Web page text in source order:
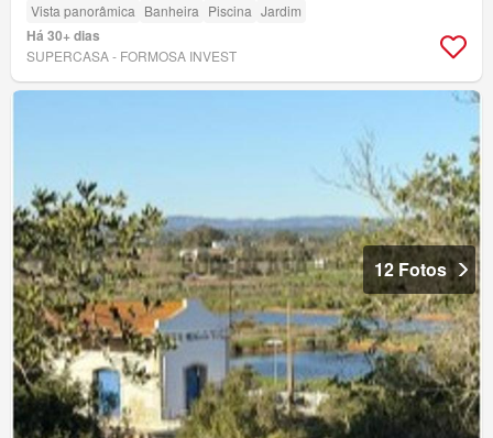
Vista panorâmica Banheira Piscina Jardim
Há 30+ dias
SUPERCASA - FORMOSA INVEST
12 Fotos